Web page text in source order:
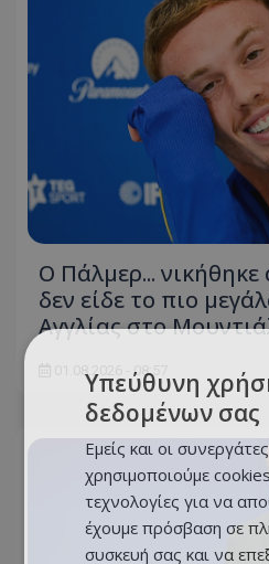
Ο Πάλμερ...
δεν είδε το πιο
Αγγλίας στο
01.08.2026 - 08:57
Υπεύθυνη
δεδομένων σας
Εμείς και οι
χρησιμοποιούμε
τεχνολογίες για να
έχουμε πρόσβαση σε
συσκευή σας και να